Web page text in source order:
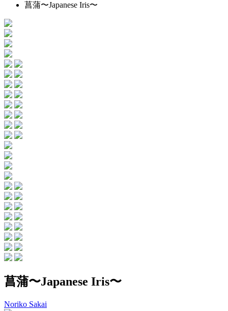
菖蒲〜Japanese Iris〜
菖蒲〜Japanese Iris〜
Noriko Sakai